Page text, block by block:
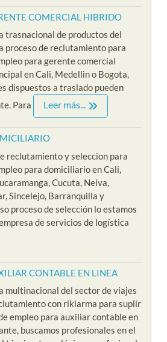
COMERCIAL HIBRIDO
trasnacional de productos del
proceso de reclutamiento para
para gerente comercial
en Cali, Medellin o Bogota,
dispuestos a traslado pueden
Para
Leer más...
reclutamiento y seleccion para
para domiciliario en Cali,
Cucuta, Neiva,
Sincelejo, Barranquilla y
proceso de selección lo estamos
de servicios de logística
CONTABLE EN LINEA
multinacional del sector de viajes
con riklarma para suplir
empleo para auxiliar contable en
buscamos profesionales en el
interesado en Riklarma ?